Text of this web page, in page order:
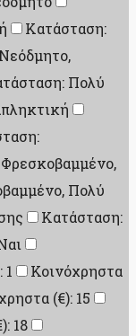
Κατάσταση:
Πολύ
Πολύ
Κατάσταση:
Κοινόχρηστα
(€): 15
18